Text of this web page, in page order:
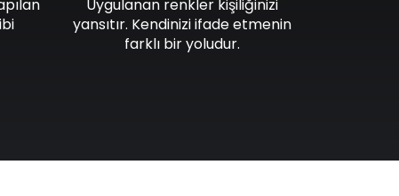
Uygulanan renkler kişiliğinizi
yansıtır. Kendinizi ifade etmenin
farklı bir yoludur.